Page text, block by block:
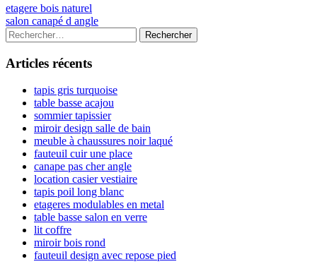
Navigation
de
l’article
Previous
article:
etagere bois naturel
Next
article:
salon canapé d angle
Colonne
latérale
principale
Rechercher :
Articles récents
tapis gris turquoise
table basse acajou
sommier tapissier
miroir design salle de bain
meuble à chaussures noir laqué
fauteuil cuir une place
canape pas cher angle
location casier vestiaire
tapis poil long blanc
etageres modulables en metal
table basse salon en verre
lit coffre
miroir bois rond
fauteuil design avec repose pied